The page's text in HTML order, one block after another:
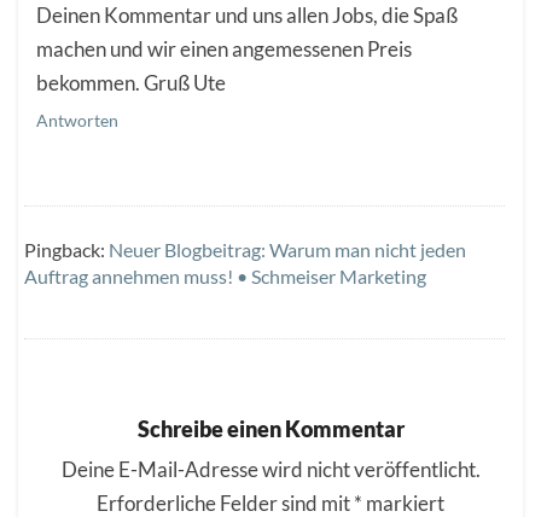
Deinen Kommentar und uns allen Jobs, die Spaß
machen und wir einen angemessenen Preis
bekommen. Gruß Ute
Antworten
Pingback: Neuer Blogbeitrag: Warum man nicht jeden
Auftrag annehmen muss! • Schmeiser Marketing
Schreibe einen Kommentar
Deine E-Mail-Adresse wird nicht veröffentlicht.
Erforderliche Felder sind mit* markiert